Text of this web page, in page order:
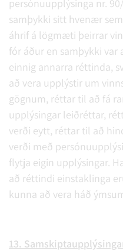
persónuupplýsinga nr.
samþykki sitt hvenær
áhrif á lögmæti þeirrar
fór áður en samþykki
einnig annarra réttinda,
að vera upplýstir um
gögnum, réttar til að fá
upplýsingar leiðréttar,
verði eytt, réttar til að
verði með
flytja eigin upplýsingar.
að réttindi einstaklinga
kunna að vera háð
13.